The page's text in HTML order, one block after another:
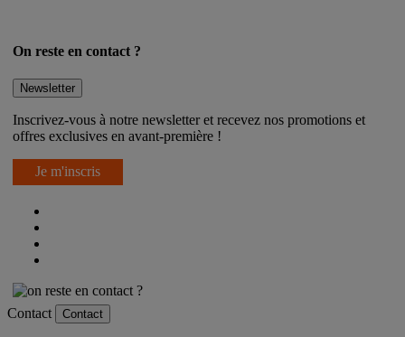
On reste en contact ?
Newsletter
Inscrivez-vous à notre newsletter et recevez nos promotions et
offres exclusives en avant-première !
Je m'inscris
Contact Contact